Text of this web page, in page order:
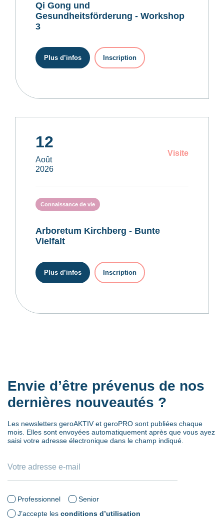
Qi Gong und
Gesundheitsförderung - Workshop
3
Plus d’infos Inscription
12
Août
2026
Visite
Connaissance de vie
Arboretum Kirchberg - Bunte
Vielfalt
Plus d’infos Inscription
Envie d’être prévenus de nos
dernières nouveautés ?
Les newsletters geroAKTIV et geroPRO sont publiées chaque
mois. Elles sont envoyées automatiquement après que vous ayez
saisi votre adresse électronique dans le champ indiqué.
Professionnel
Senior
J’accepte les conditions d’utilisation